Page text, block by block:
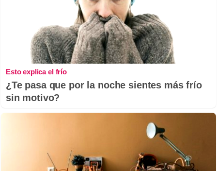
Esto explica el frío
¿Te pasa que por la noche sientes más frío
sin motivo?